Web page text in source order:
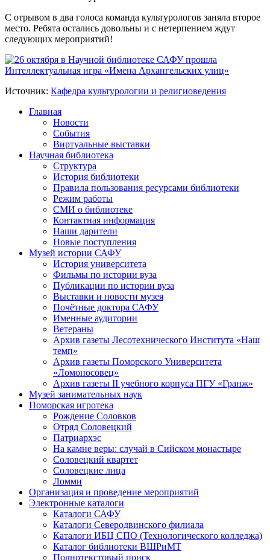
С отрывом в два голоса команда культурологов заняла второе
место. Ребята остались довольны и с нетерпением ждут
следующих мероприятий!
Источник: Кафедра культурологии и религиоведения
Главная
Новости
События
Виртуальные выставки
Научная библиотека
Структура
История библиотеки
Правила пользования ресурсами библиотеки
Режим работы
СМИ о библиотеке
Контактная информация
Наши дарители
Новые поступления
Музей истории САФУ
История университета
Фильмы по истории вуза
Публикации по истории вуза
Выставки и новости музея
Почётные доктора САФУ
Именные аудитории
Ветераны
Архив газеты Лесотехнического Института «Наш
темп»
Архив газеты Поморского Университета
«Ломоносовец»
Архив газеты II учебного корпуса ПГУ «Гранж»
Музей занимательных наук
Поморская игротека
Рождение Соловков
Отряд Соловецкий
Патриархэс
На камне веры: случай в Сийском монастыре
Соловецкий квартет
Соловецкие лица
Ломми
Организация и проведение мероприятий
Электронные каталоги
Каталоги САФУ
Каталоги Северодвинского филиала
Каталоги ИБЦ СПО (Технологического колледжа)
Каталог библиотеки ВШРиМТ
Полнотекстовый поиск